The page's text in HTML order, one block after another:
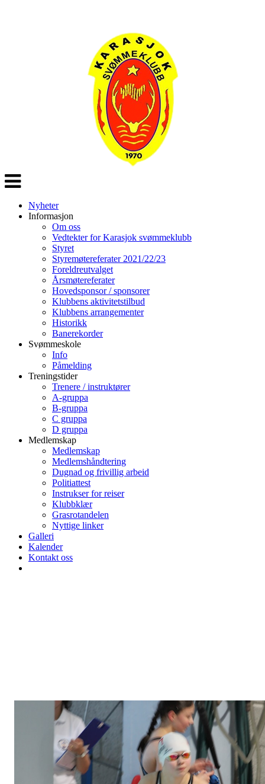
Veksle
navigasjon
Nyheter
Informasjon
Om oss
Vedtekter for Karasjok svømmeklubb
Styret
Styremøtereferater 2021/22/23
Foreldreutvalget
Årsmøtereferater
Hovedsponsor / sponsorer
Klubbens aktivitetstilbud
Klubbens arrangementer
Historikk
Banerekorder
Svømmeskole
Info
Påmelding
Treningstider
Trenere / instruktører
A-gruppa
B-gruppa
C gruppa
D gruppa
Medlemskap
Medlemskap
Medlemshåndtering
Dugnad og frivillig arbeid
Politiattest
Instrukser for reiser
Klubbklær
Grasrotandelen
Nyttige linker
Galleri
Kalender
Kontakt oss